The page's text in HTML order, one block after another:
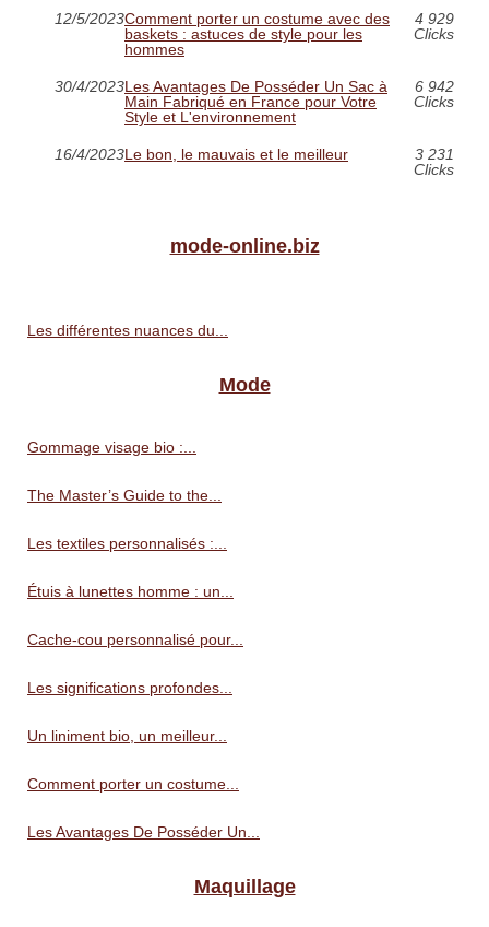
12/5/2023Comment porter un costume avec des
baskets : astuces de style pour les
hommes
4 929
Clicks
30/4/2023Les Avantages De Posséder Un Sac à
Main Fabriqué en France pour Votre
Style et L'environnement
6 942
Clicks
16/4/2023Le bon, le mauvais et le meilleur
3 231
Clicks
mode-online.biz
Les différentes nuances du...
Mode
Gommage visage bio :...
The Master’s Guide to the...
Les textiles personnalisés :...
Étuis à lunettes homme : un...
Cache-cou personnalisé pour...
Les significations profondes...
Un liniment bio, un meilleur...
Comment porter un costume...
Les Avantages De Posséder Un...
Maquillage